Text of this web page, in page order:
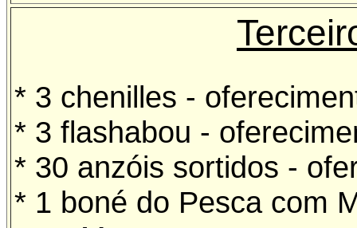
* 3 chenilles -
* 3 flashabou -
* 30 anzóis sortidos -
* 1 boné do Pesca com